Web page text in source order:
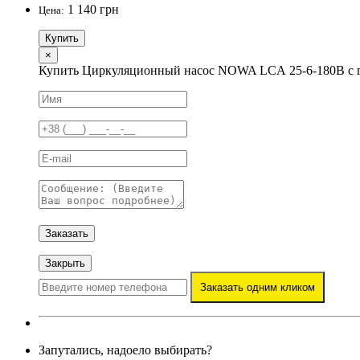
Цена: 1 140 грн
Купить
×
Купить Циркуляционный насос NOWA LCА 25-6-180B с
Заказать
Закрыть
Заказать одним кликом
Запутались, надоело выбирать?